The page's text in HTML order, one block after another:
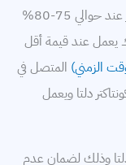
الثلث(1/3)، وتبدا سرعة المحرك بالزيادة وتستقر عند حوالي 75-80%
يعمل عند قيمة أقل
الزمني) المتصل في
دلتا ويعمل
دلتا وذلك لضمان عدم